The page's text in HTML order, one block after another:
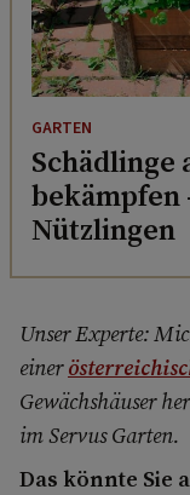
GARTEN
Schädlinge
Nützlingen
Unser Experte:
einer
Gewächshäuser
im Servus Garten.
Das könnte Sie